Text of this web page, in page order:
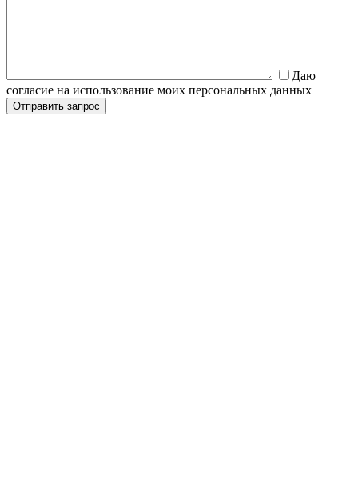
Даю
согласие на использование моих персональных данных